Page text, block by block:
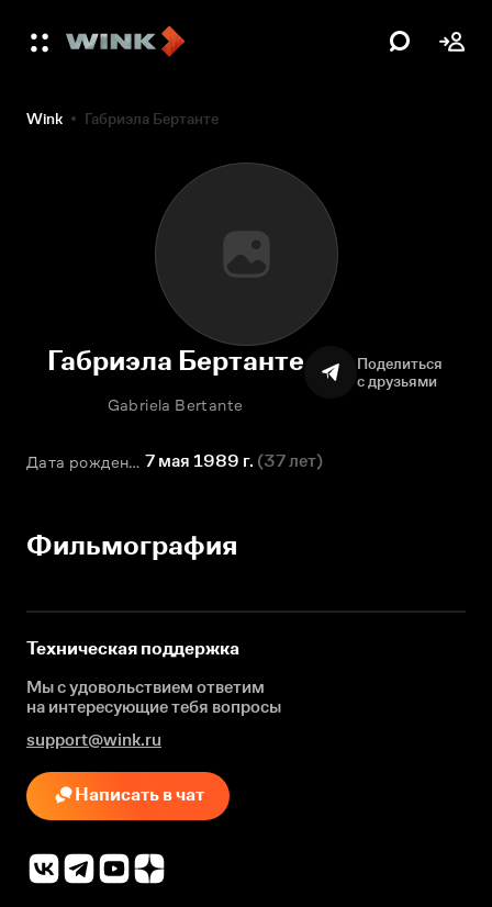
Wink Габриэла Бертанте
Габриэла Бертанте
Gabriela Bertante
Поделиться
с друзьями
Дата рождения 7 мая 1989 г. (37 лет)
Фильмография
Техническая поддержка
Мы с удовольствием ответим
на интересующиетебя вопросы
support@wink.ru
Написать в чат